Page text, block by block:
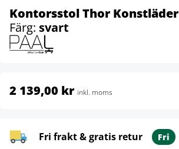
Kontorsstol Thor Konstläder
Färg: svart
2 139,00 kr inkl. moms
Fri frakt & gratis retur Fri